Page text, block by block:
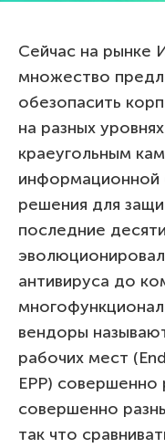
Сейчас на рынке
множество
обезопасить
на разных
краеугольным
информационной
решения для
последние
антивируса до
вендоры
рабочих мест
EPP)
совершенно
так что